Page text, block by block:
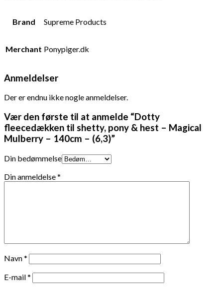
Brand Supreme Products
Merchant Ponypiger.dk
Anmeldelser
Der er endnu ikke nogle anmeldelser.
Vær den første til at anmelde “Dotty
fleecedækken til shetty, pony & hest – Magical
Mulberry – 140cm – (6,3)”
Din bedømmelse
Din anmeldelse*
Navn*
E-mail*